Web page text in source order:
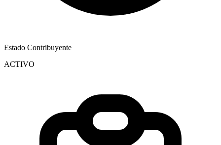
Estado Contribuyente
ACTIVO